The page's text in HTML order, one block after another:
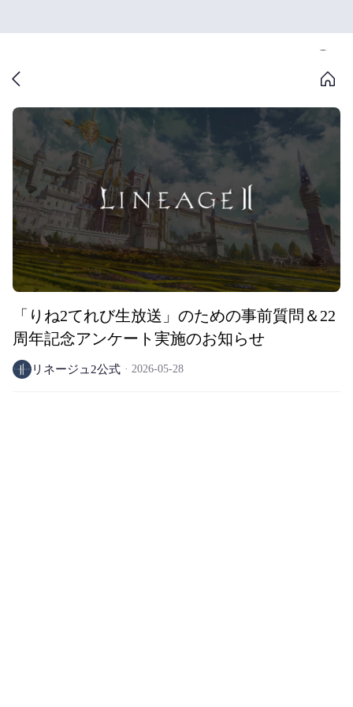
「りね2てれび生放送」のための事前質問＆22
周年記念アンケート実施のお知らせ
リネージュ2公式 2026-05-28